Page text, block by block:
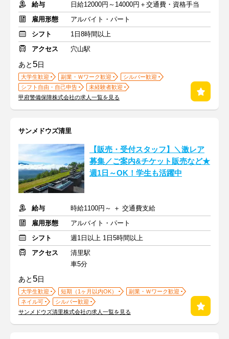
給与
日給12000円～14000円＋交通費・資格手当
雇用形態
アルバイト・パート
シフト
1日8時間以上
アクセス
穴山駅
あと 5日
大学生歓迎 副業・Ｗワーク歓迎
シルバー歓迎
シフト自由・自己申告
未経験者歓迎
甲府警備保障株式会社の求人一覧を見る
サンメドウズ清里
【販売・受付スタッフ】＼激レア
募集／ご案内&チケット販売など★
週1日～OK！学生も活躍中
給与
時給1100円～ ＋ 交通費支給
雇用形態
アルバイト・パート
シフト
週1日以上 1日5時間以上
アクセス
清里駅
車5分
あと 5日
大学生歓迎 短期（1ヶ月以内OK）
副業・Ｗワーク歓迎
ネイル可
シルバー歓迎
サンメドウズ清里株式会社の求人一覧を見る